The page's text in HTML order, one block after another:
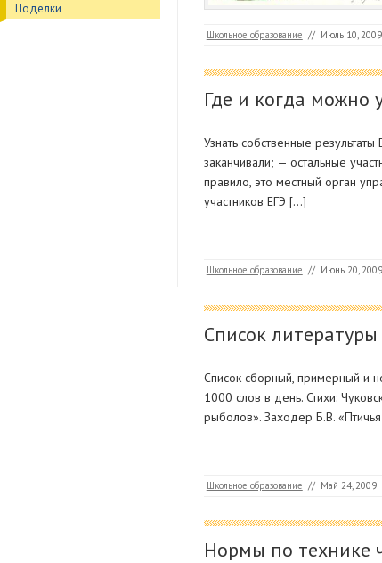
Поделки
Школьное образование // Июль 10, 2009
Где и когда можно
Узнать собственные
заканчивали; — остальные
правило, это местный орган
участников ЕГЭ […]
Школьное образование // Июнь 20, 2009
Список
Список сборный, примерный и
1000 слов в день. Стихи:
рыболов». Заходер Б.В.
Школьное образование // Май 24, 2009
Нормы по технике